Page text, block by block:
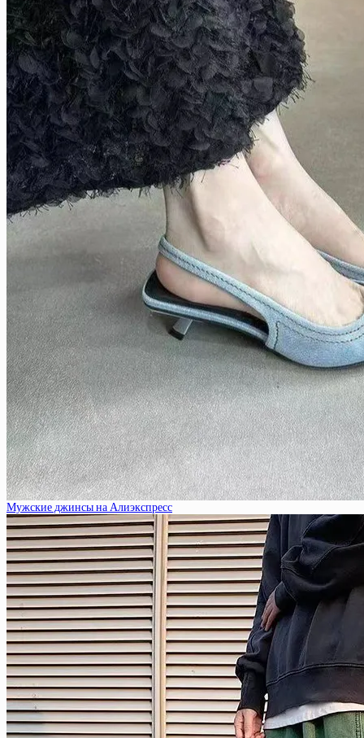
Мужские джинсы на Алиэкспресс